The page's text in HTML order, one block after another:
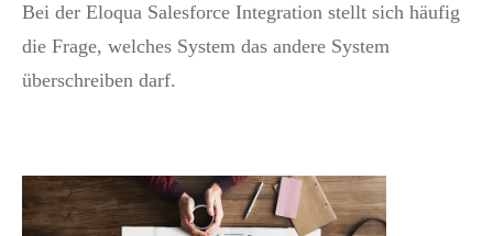
Bei der Eloqua Salesforce Integration stellt sich häufig
die Frage, welches System das andere System
überschreiben darf.